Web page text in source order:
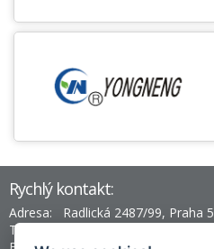
Rychlý kontakt:
Adresa:
Radlická 2487/99, Praha 5
Telefon: